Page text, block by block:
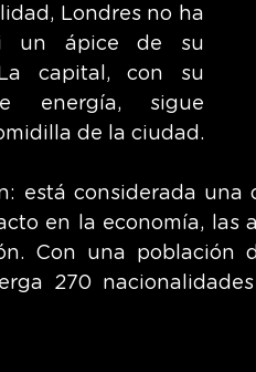
Londres no ha
un ápice de su
capital, con su
energía, sigue
de la ciudad.
está considerada
en la economía, las
Con una población
270